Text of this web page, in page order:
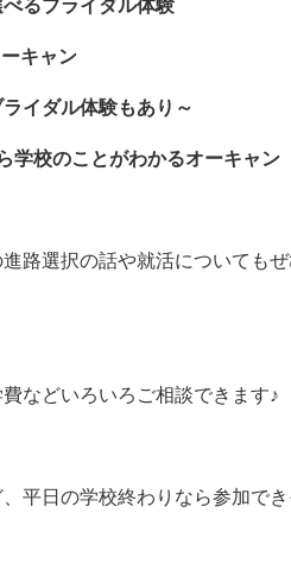
るブライダル体験
キャン
イダル体験もあり～
校のことがわかるオーキャン
路選択の話や就活についても
などいろいろご相談できます♪
平日の学校終わりなら参加で